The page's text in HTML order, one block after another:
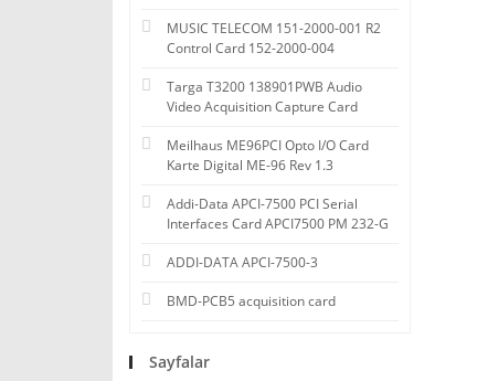
MUSIC TELECOM 151-2000-001 R2
Control Card 152-2000-004
Targa T3200 138901PWB Audio
Video Acquisition Capture Card
Meilhaus ME96PCI Opto I/O Card
Karte Digital ME-96 Rev 1.3
Addi-Data APCI-7500 PCI Serial
Interfaces Card APCI7500 PM 232-G
ADDI-DATA APCI-7500-3
BMD-PCB5 acquisition card
Sayfalar